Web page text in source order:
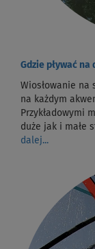
Gdzie pływać na
Wiosłowanie na
na każdym
Przykładowymi
duże jak i małe
dalej...